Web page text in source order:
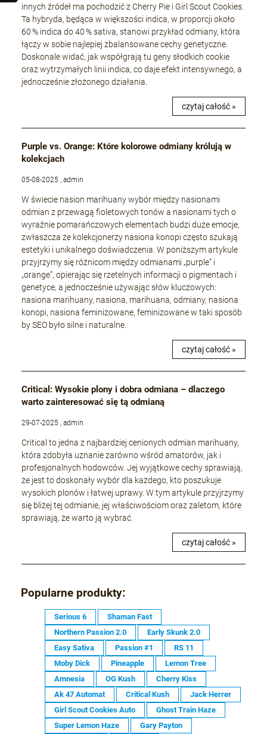
innych źródeł ma pochodzić z Cherry Pie i Girl Scout Cookies.
Ta hybryda, będąca w większości indica, w proporcji około
60 % indica do 40 % sativa, stanowi przykład odmiany, która
łączy w sobie najlepiej zbalansowane cechy genetyczne.
Doskonale widać, jak współgrają tu geny słodkich cookie
oraz wytrzymałych linii indica, co daje efekt intensywnego, a
jednocześnie złożonego działania.
czytaj całość »
Purple vs. Orange: Które kolorowe odmiany królują w
kolekcjach
05-08-2025 , admin
W świecie nasion marihuany wybór między nasionami
odmian z przewagą fioletowych tonów a nasionami tych o
wyraźnie pomarańczowych elementach budzi duże emocje,
zwłaszcza że kolekcjonerzy nasiona konopi często szukają
estetyki i unikalnego doświadczenia. W poniższym artykule
przyjrzymy się różnicom między odmianami „purple” i
„orange”, opierając się rzetelnych informacji o pigmentach i
genetyce, a jednocześnie używając słów kluczowych:
nasiona marihuany, nasiona, marihuana, odmiany, nasiona
konopi, nasiona feminizowane, feminizowane w taki sposób
by SEO było silne i naturalne.
czytaj całość »
Critical: Wysokie plony i dobra odmiana – dlaczego
warto zainteresować się tą odmianą
29-07-2025 , admin
Critical to jedna z najbardziej cenionych odmian marihuany,
która zdobyła uznanie zarówno wśród amatorów, jak i
profesjonalnych hodowców. Jej wyjątkowe cechy sprawiają,
że jest to doskonały wybór dla każdego, kto poszukuje
wysokich plonów i łatwej uprawy. W tym artykule przyjrzymy
się bliżej tej odmianie, jej właściwościom oraz zaletom, które
sprawiają, że warto ją wybrać.
czytaj całość »
Popularne produkty:
Serious 6
Shaman Fast
Northern Passion 2.0
Early Skunk 2.0
Easy Sativa
Passion #1
RS 11
Moby Dick
Pineapple
Lemon Tree
Amnesia
OG Kush
Cherry Kiss
Ak 47 Automat
Critical Kush
Jack Herrer
Girl Scout Cookies Auto
Ghost Train Haze
Super Lemon Haze
Gary Payton